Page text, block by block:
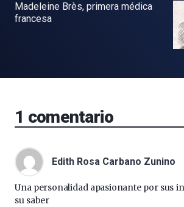
Madeleine Brès, primera médica
francesa
1 comentario
Edith Rosa Carbano Zunino
Una personalidad apasionante por sus
su saber